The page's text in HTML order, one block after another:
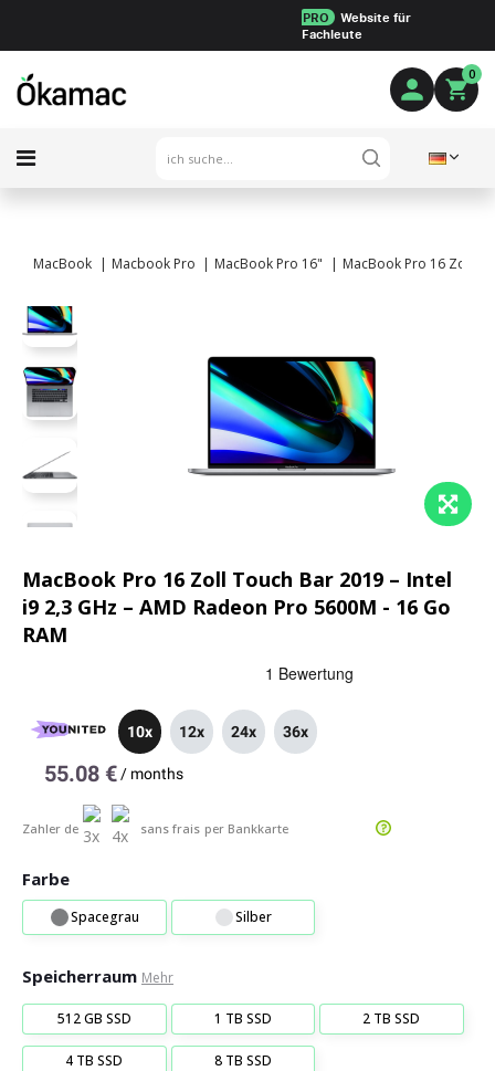
PRO
Website für
Fachleute
0
MacBook Macbook Pro MacBook Pro 16" MacBook Pro 16 Zoll
MacBook Pro 16 Zoll Touch Bar 2019 – Intel
i9 2,3 GHz – AMD Radeon Pro 5600M - 16 Go
RAM
10x 12x 24x 36x
55.08 € / months
Zahler de sans frais per Bankkarte
Farbe
Spacegrau Silber
Speicherraum Mehr
512 GB SSD 1 TB SSD 2 TB SSD
4 TB SSD 8 TB SSD